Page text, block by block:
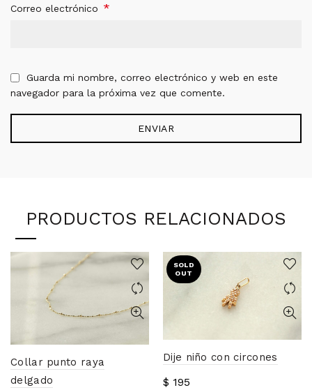
Correo electrónico *
Guarda mi nombre, correo electrónico y web en este
navegador para la próxima vez que comente.
PRODUCTOS RELACIONADOS
Collar punto raya
delgado
SOLD
OUT
Dije niño con circones
$ 195